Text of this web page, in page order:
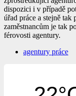
dispozici i v případě
úřad práce a stejně
zaměstnancům je tak
férovosti agentury.
agentury práce